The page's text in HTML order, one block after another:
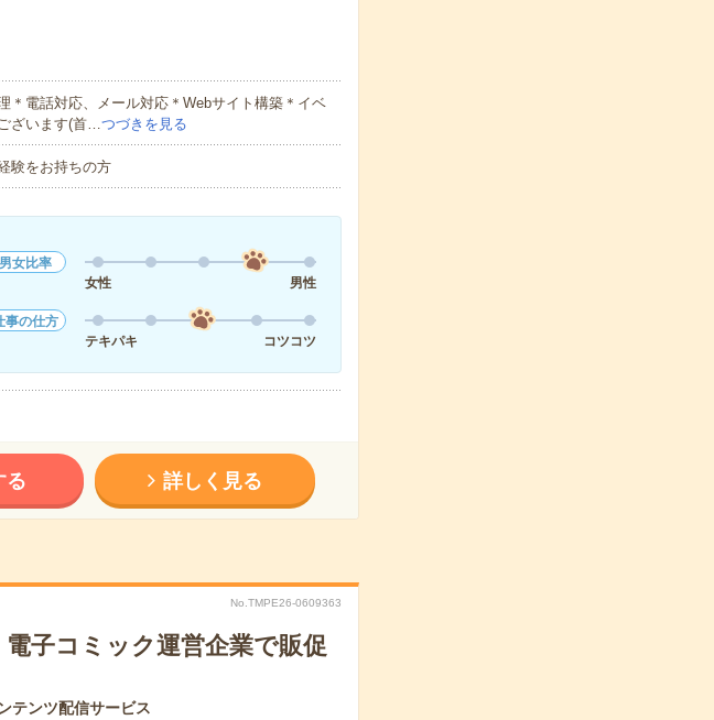
＊電話対応、メール対応＊Webサイト構築＊イベ
ざいます(首…つづきを見る
験をお持ちの方
男女比率
女性
男性
事の仕方
テキパキ
コツコツ
る 詳しく見る
No.TMPE26-0609363
子コミック運営企業で販促
テンツ配信サービス